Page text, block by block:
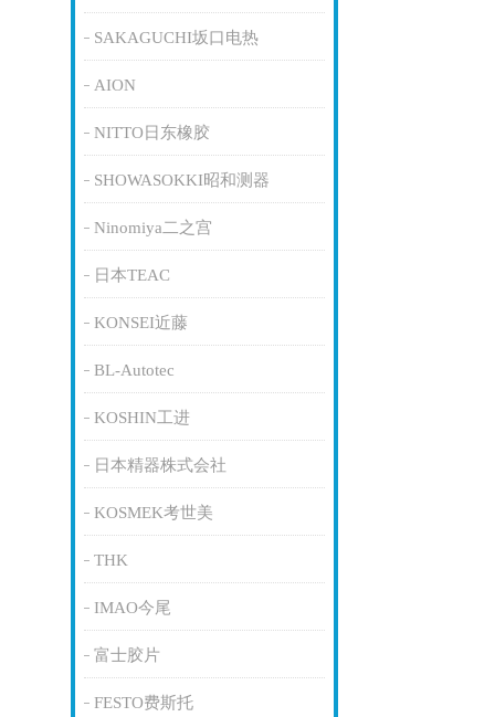
SAKAGUCHI坂口电热
AION
NITTO日东橡胶
SHOWASOKKI昭和测器
Ninomiya二之宫
日本TEAC
KONSEI近藤
BL-Autotec
KOSHIN工进
日本精器株式会社
KOSMEK考世美
THK
IMAO今尾
富士胶片
FESTO费斯托